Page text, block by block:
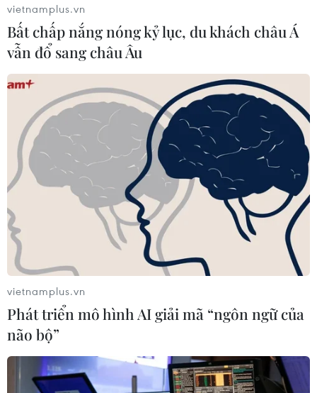
#Nghệ An
#Trường Mầm non xã Thuận Sơn
#Huyện Đô Lương
#Trẻ mầm non
#Ngộ độc thực phẩm
#Cấp cứu Nghệ An
Theo dõi VietnamPlus
TIN LIÊN QUAN
vietnamplus.vn
Bất chấp nắng nóng kỷ lục, du khách châu Á
vẫn đổ sang châu Âu
vietnamplus.vn
Phát triển mô hình AI giải mã “ngôn ngữ của
não bộ”